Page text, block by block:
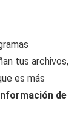
tus archivos,
es más
de